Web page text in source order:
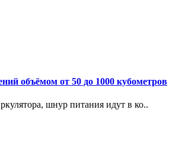
объёмом от 50 до 1000 кубометров
шнур питания идут в ко..